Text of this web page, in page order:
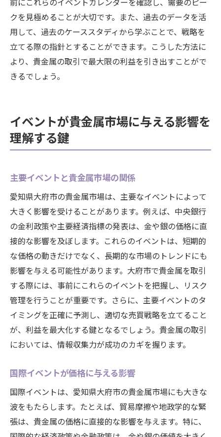
クを見極めることが大切です。また、過去のデータを活
用して、過去のケーススタディから学ぶことで、戦略を
立てる際の指針とすることができます。こうした方法に
より、貴金属の取引で最大限の利益を引き出すことがで
きるでしょう。
イベントが貴金属市場に与える影響を
理解する鍵
主要イベントと貴金属市場の関係
愛知県大府市の貴金属市場は、主要なイベントによって
大きく影響を受けることがあります。例えば、中央銀行
の金利政策や主要経済指標の発表は、金や銀の価格に直
接的な影響を及ぼします。これらのイベントは、短期的
な価格の動きだけでなく、長期的な市場のトレンドにも
影響を与える可能性があります。大府市で貴金属を取引
する際には、事前にこれらのイベントを把握し、リスク
管理を行うことが重要です。さらに、主要イベントのタ
イミングを正確に予測し、適切な売買戦略を立てること
が、利益を最大化する鍵となるでしょう。貴金属の取引
においては、情報収集力が成功のカギを握ります。
国際イベントが価格に与える影響
国際イベントは、愛知県大府市の貴金属市場にも大きな
波をもたらします。たとえば、貿易摩擦や地政学的な緊
張は、貴金属の価格に直接的な影響を与えます。特に、